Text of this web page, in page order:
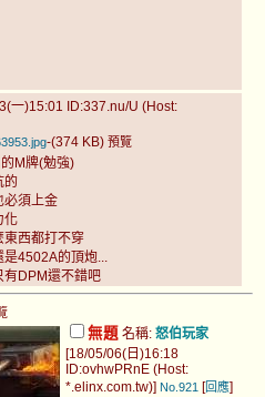
一)15:01 ID:337.nu/U (Host:
-(374 KB) 預覽
M牌(勉強)
的
必須上金
化
東西都打不穿
是4502A的頂炮...
有DPM還不錯吧
無題 名稱: 怒伯玩家
[18/05/06(日)16:18
ID:ovhwPRnE (Host:
*.elinx.com.tw)] No.921 [回應]